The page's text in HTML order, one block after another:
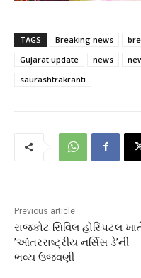
TAGS Breaking news
Gujarat update
news
saurashtrakranti
Previous article
રાજકોટ સિવિલ હોસ્પિટલ
’આંતરરાષ્ટ્રીય નર્સિસ ડે’ની
ભવ્ય ઉજવણી